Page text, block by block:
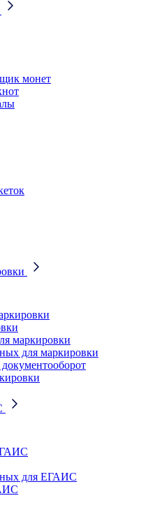
монет
маркировки
для маркировки
для ЕГАИС